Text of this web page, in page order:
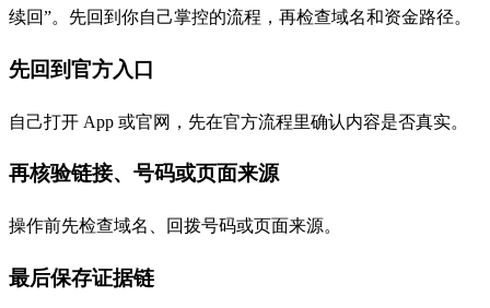
续回”。先回到你自己掌控的流程，再检查域名和资金路径。
先回到官方入口
自己打开 App 或官网，先在官方流程里确认内容是否真实。
再核验链接、号码或页面来源
操作前先检查域名、回拨号码或页面来源。
最后保存证据链